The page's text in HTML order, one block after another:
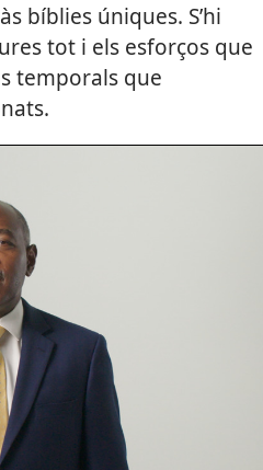
bíblies úniques. S’hi
tot i els esforços que
temporals que